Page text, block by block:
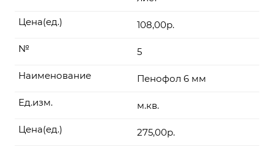
108,00р.
Цена(ед.)
5
№
Пенофол 6 мм
Наименование
м.кв.
Ед.изм.
275,00р.
Цена(ед.)